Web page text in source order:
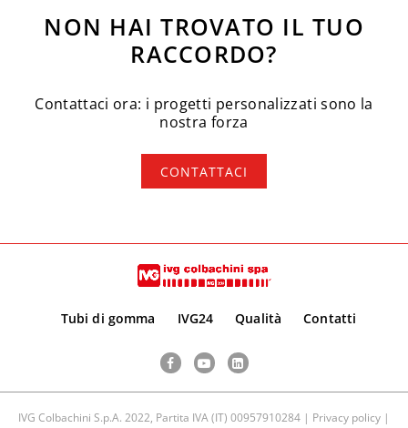
NON HAI TROVATO IL TUO
RACCORDO?
Contattaci ora: i progetti personalizzati sono la
nostra forza
CONTATTACI
Tubi di gomma IVG24 Qualità Contatti
FacebookYouTubeLinkedIn
IVG Colbachini S.p.A. 2022, Partita IVA (IT) 00957910284 | Privacy policy |